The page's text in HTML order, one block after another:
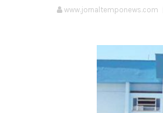
www.jornaltemponews.com